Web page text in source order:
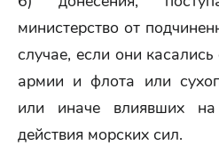
министерство от
случае, если они
армии и флота или
или иначе влиявших на
действия морских сил.